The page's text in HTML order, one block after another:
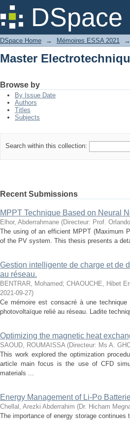
Master
DSpace Home → Mémoires ESSA 2021 →
Master
Browse by
By Issue Date
Authors
Titles
Subjects
Search within this collection:
Recent Submissions
MPPT Technique Based on Neural
Elhor, Abderrahmane (Directeur: Prof.
The using of an efficient MPPT (Maximum
of the PV system. This thesis presents a
Gestion intelligente de charge et de
au réseau.
BENTRAR, Mohamed; CHAOUCHE, Hibet
2021-09-27)
Ce mémoire est consacré à une
photovoltaïque relié au réseau. Ladite
Optimizing the magnetic heat
SAOUD, ROUMAISSA (Directeur: Ms A.
This work explored the optimization
article main focus is the use of CFD
materials ...
Energy Management of Li-Po
Chellal, Arezki Abderrahim (Dr. Hicham
The importance of energy storage continues